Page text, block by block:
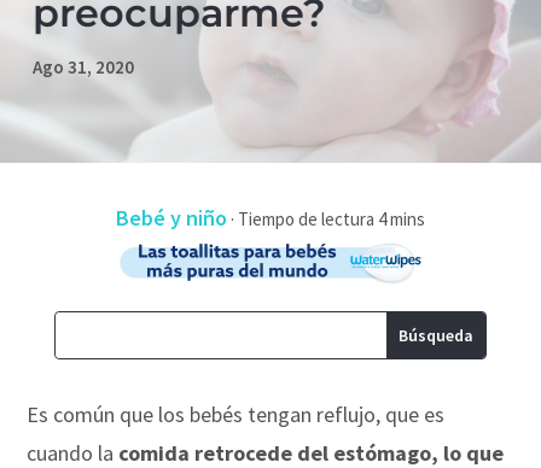
preocuparme?
Ago 31, 2020
Bebé y niño ·
Es común que los bebés tengan reflujo, que es
cuando la comida retrocede del estómago, lo que